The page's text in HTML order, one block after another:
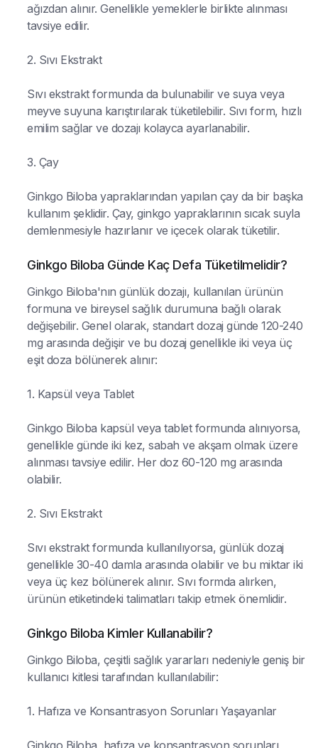
ağızdan alınır. Genellikle yemeklerle birlikte alınması
tavsiye edilir.
2. Sıvı Ekstrakt
Sıvı ekstrakt formunda da bulunabilir ve suya veya
meyve suyuna karıştırılarak tüketilebilir. Sıvı form, hızlı
emilim sağlar ve dozajı kolayca ayarlanabilir.
3. Çay
Ginkgo Biloba yapraklarından yapılan çay da bir başka
kullanım şeklidir. Çay, ginkgo yapraklarının sıcak suyla
demlenmesiyle hazırlanır ve içecek olarak tüketilir.
Ginkgo Biloba Günde Kaç Defa Tüketilmelidir?
Ginkgo Biloba'nın günlük dozajı, kullanılan ürünün
formuna ve bireysel sağlık durumuna bağlı olarak
değişebilir. Genel olarak, standart dozaj günde 120-240
mg arasında değişir ve bu dozaj genellikle iki veya üç
eşit doza bölünerek alınır:
1. Kapsül veya Tablet
Ginkgo Biloba kapsül veya tablet formunda alınıyorsa,
genellikle günde iki kez, sabah ve akşam olmak üzere
alınması tavsiye edilir. Her doz 60-120 mg arasında
olabilir.
2. Sıvı Ekstrakt
Sıvı ekstrakt formunda kullanılıyorsa, günlük dozaj
genellikle 30-40 damla arasında olabilir ve bu miktar iki
veya üç kez bölünerek alınır. Sıvı formda alırken,
ürünün etiketindeki talimatları takip etmek önemlidir.
Ginkgo Biloba Kimler Kullanabilir?
Ginkgo Biloba, çeşitli sağlık yararları nedeniyle geniş bir
kullanıcı kitlesi tarafından kullanılabilir:
1. Hafıza ve Konsantrasyon Sorunları Yaşayanlar
Ginkgo Biloba, hafıza ve konsantrasyon sorunları